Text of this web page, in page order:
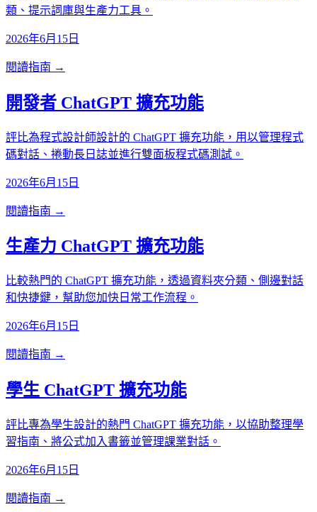
類、提示詞庫與生產力工具。
2026年6月15日
閱讀指南 →
開發者 ChatGPT 擴充功能
評比為程式設計師設計的 ChatGPT 擴充功能，用以管理程式
碼對話、捲動長日誌並進行雙面板程式碼測試。
2026年6月15日
閱讀指南 →
生產力 ChatGPT 擴充功能
比較熱門的 ChatGPT 擴充功能，透過資料夾分類、側邊對話
和快捷鍵，幫助您加快日常工作流程。
2026年6月15日
閱讀指南 →
學生 ChatGPT 擴充功能
評比專為學生設計的熱門 ChatGPT 擴充功能，以協助整理學
習指南、將公式加入書籤並管理課業對話。
2026年6月15日
閱讀指南 →